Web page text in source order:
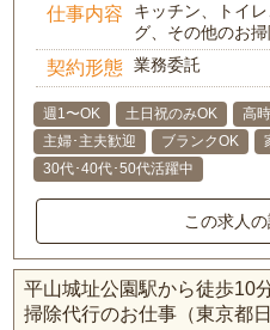
仕事内容
キッチン、トイ
グ、その他のお掃
契約形態 業務委託
週1〜OK 土日祝のみOK 高
主婦･主夫歓迎
ブランクOK
30代･40代･50代活躍中
この求人
平山城址公園駅から徒歩10
掃除代行のお仕事（東京都日